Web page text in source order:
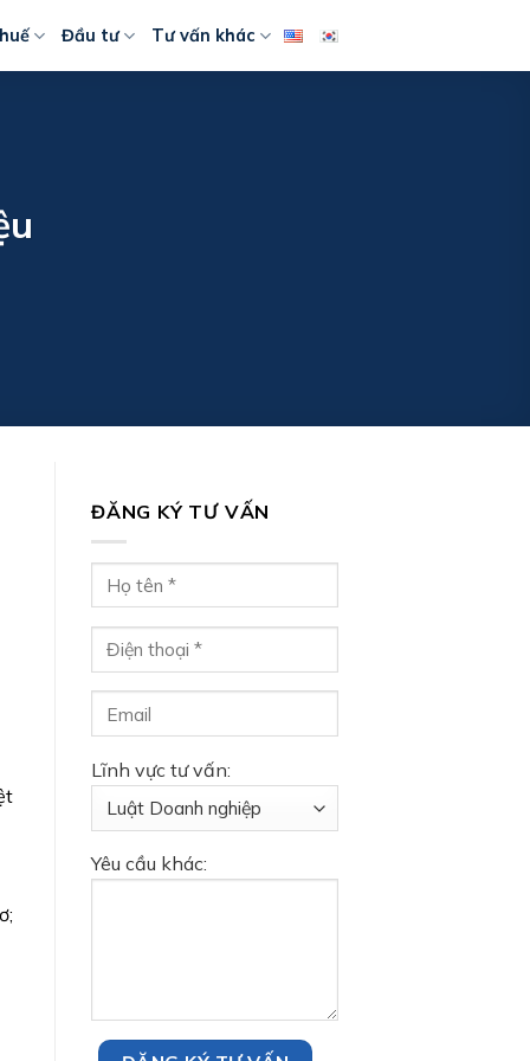
Đầu tư Tư vấn khác
ĐĂNG KÝ TƯ VẤN
Lĩnh vực tư vấn:
Yêu cầu khác: